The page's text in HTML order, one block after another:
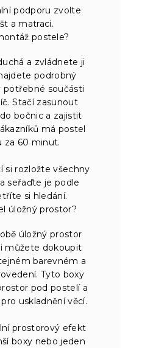
podporu zvolte
a matraci.
postele?
a zvládnete ji
podrobný
potřebné součásti
Stačí zasunout
bočnic a zajistit
má postel
za 60 minut.
si rozložte všechny
seřaďte je podle
si hledání.
úložný prostor?
úložný prostor
můžete dokoupit
barevném a
Tyto boxy
pod postelí a
uskladnění věcí.
prostorový efekt
boxy nebo jeden